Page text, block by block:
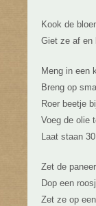
Kook de
Giet ze af en
Meng in een
Breng op
Roer beetje
Voeg de olie
Laat staan
Zet de
Dop een
Zet ze op